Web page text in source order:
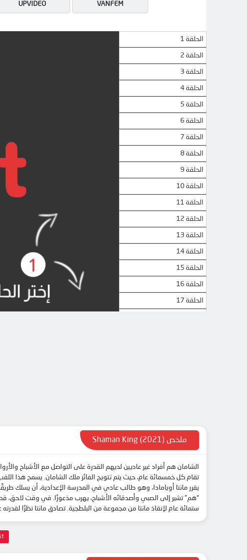
VANFEM
UPVIDEO
الحلقة 1
الحلقة 2
الحلقة 3
الحلقة 4
الحلقة 5
الحلقة 6
الحلقة 7
الحلقة 8
الحلقة 9
الحلقة 10
الحلقة 11
الحلقة 12
الحلقة 13
الحلقة 14
الحلقة 15
الحلقة 16
الحلقة 17
الحلقة 25
الحلقة 26
الحلقة 27
الحلقة 28
الحلقة 29
ملخص Shaman King (2021)
الشامان هم أفراد غير عاديين لديهم القدرة على التواصل مع الأشباح
تقام كل خمسمائة عام، حيث يتم تتويج الفائز ملك الشامان. يسمح هذا
يقرر مانتا أويامادا، وهو طالب عادي في المدرسة الإعدادية، أن يسلك
“هم” تشير إلى الصبي وأصدقائه الأشباح، يهرب مذعورًا. في وقت لاحق،
ستمائة عام لإنقاذ مانتا من مجموعة من البلطجية. تصادق مانتا نظرًا